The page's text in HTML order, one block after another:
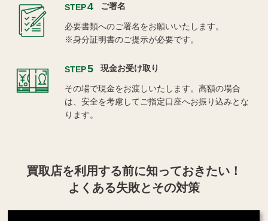
STEP4 ご署名
必要書類へのご署名をお願いいたします。
※身分証明書のご提示が必要です。
STEP5 現金お受け取り
その場で現金をお渡しいたします。高額の場合
は、安全を考慮してご指定口座へお振り込みとな
ります。
買取店を利用する前に知っておきたい！
よくある失敗とその対策